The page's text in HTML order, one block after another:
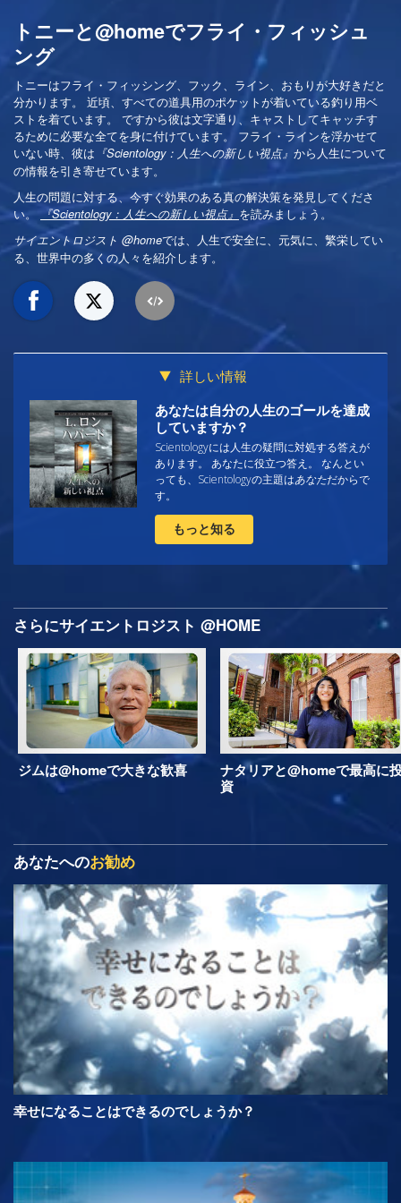
トニーと@homeでフライ・フィッシュ
ング
トニーはフライ・フィッシング、フック、ライン、おもりが大好きだと
分かります。 近頃、すべての道具用のポケットが着いている釣り用ベ
ストを着ています。 ですから彼は文字通り、キャストしてキャッチす
るために必要な全てを身に付けています。 フライ・ラインを浮かせて
いない時、彼は 『Scientology：人生への新しい視点』 から人生について
の情報を引き寄せています。
人生の問題に対する、今すぐ効果のある真の解決策を発見してくださ
い。『Scientology：人生への新しい視点』 を読みましょう。
サイエントロジスト @homeでは、人生で安全に、元気に、繁栄してい
る、世界中の多くの人々を紹介します。
詳しい情報
あなたは自分の人生のゴールを達成
していますか？
Scientologyには人生の疑問に対処する答えが
あります。 あなたに役立つ答え。 なんとい
っても、Scientologyの主題はあなただからで
す。
もっと知る
さらにサイエントロジスト @HOME
ジムは@homeで大きな歓喜
ナタリアと@homeで最高に
資
あなたへのお勧め
幸せになることはできるのでしょうか？